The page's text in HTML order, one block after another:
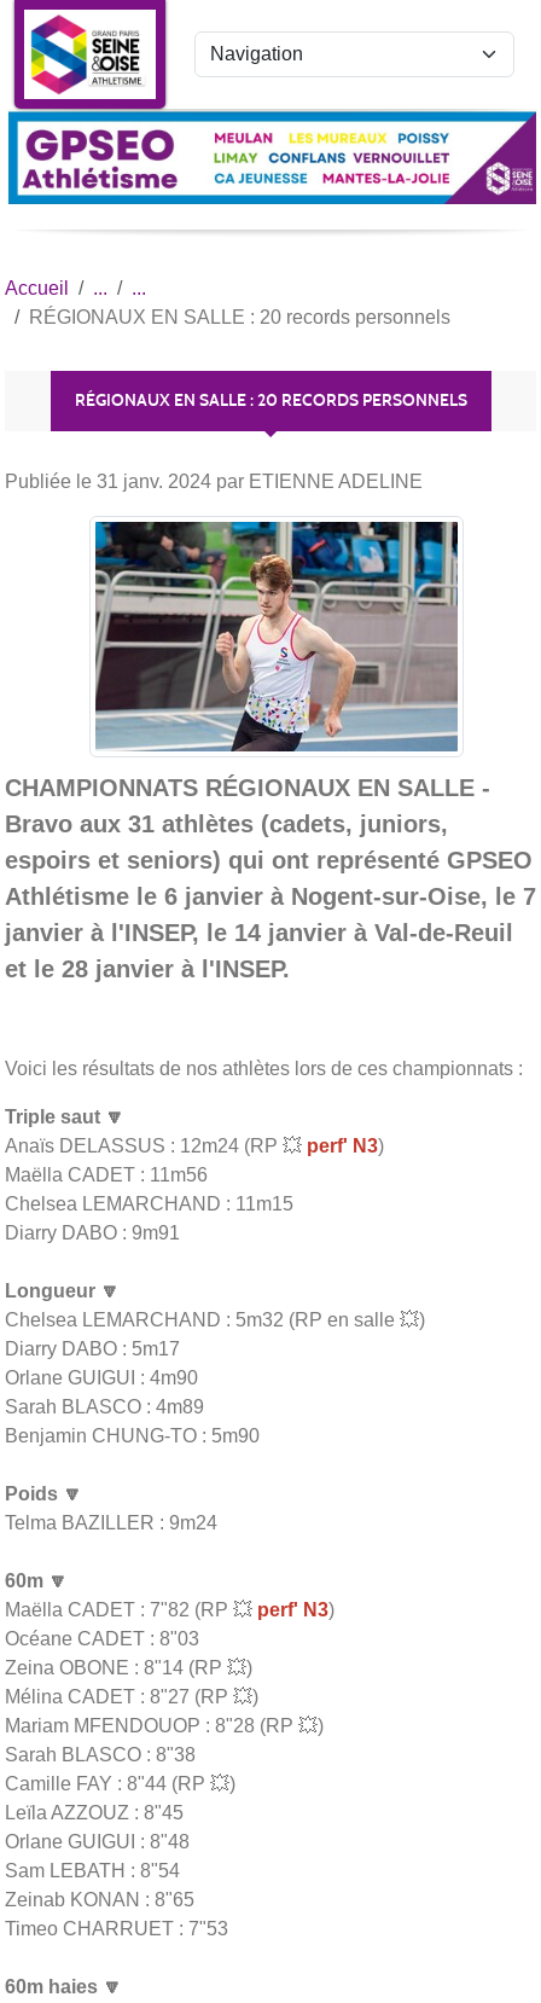
Accueil
RÉGIONAUX EN SALLE : 20 records personnels
RÉGIONAUX EN SALLE : 20 RECORDS PERSONNELS
Publiée le 31 janv. 2024 par ETIENNE ADELINE
CHAMPIONNATS RÉGIONAUX EN SALLE -
Bravo aux 31 athlètes (cadets, juniors,
espoirs et seniors) qui ont représenté GPSEO
Athlétisme le 6 janvier à Nogent-sur-Oise, le 7
janvier à l'INSEP, le 14 janvier à Val-de-Reuil
et le 28 janvier à l'INSEP.
Voici les résultats de nos athlètes lors de ces championnats :
Triple saut 🔽
Anaïs DELASSUS : 12m24 (RP 💥 perf' N3)
Maëlla CADET : 11m56
Chelsea LEMARCHAND : 11m15
Diarry DABO : 9m91
Longueur 🔽
Chelsea LEMARCHAND : 5m32 (RP en salle 💥)
Diarry DABO : 5m17
Orlane GUIGUI : 4m90
Sarah BLASCO : 4m89
Benjamin CHUNG-TO : 5m90
Poids 🔽
Telma BAZILLER : 9m24
60m 🔽
Maëlla CADET : 7"82 (RP 💥 perf' N3)
Océane CADET : 8"03
Zeina OBONE : 8"14 (RP 💥)
Mélina CADET : 8"27 (RP 💥)
Mariam MFENDOUOP : 8"28 (RP 💥)
Sarah BLASCO : 8"38
Camille FAY : 8"44 (RP 💥)
Leïla AZZOUZ : 8"45
Orlane GUIGUI : 8"48
Sam LEBATH : 8"54
Zeinab KONAN : 8"65
Timeo CHARRUET : 7"53
60m haies 🔽
Panneau de gestion des cookies